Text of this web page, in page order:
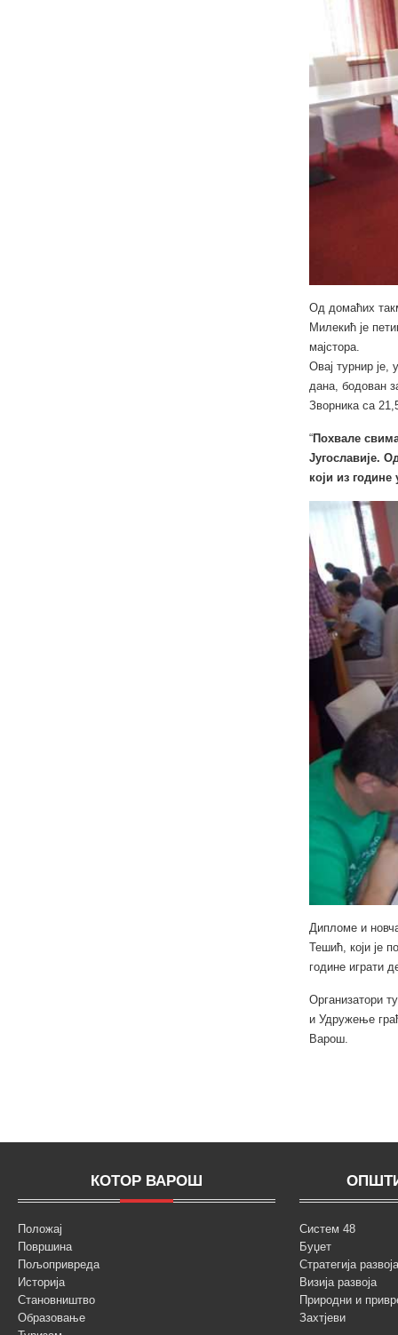
Од домаћих
Милекић је
мајстора.
Овај турнир
дана, бодован
Зворника са
“Похвале
Југославије.
који из
Дипломе и
Тешић, који је
године играти
Организатори
и Удружење
Варош.
КОТОР ВАРОШ
Положај
Површина
Пољопривреда
Историја
Становништво
Образовање
Систем 48
Буџет
Стратегија
Визија развоја
Природни и
Захтјеви